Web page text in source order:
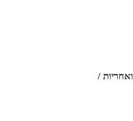
ואחריות /